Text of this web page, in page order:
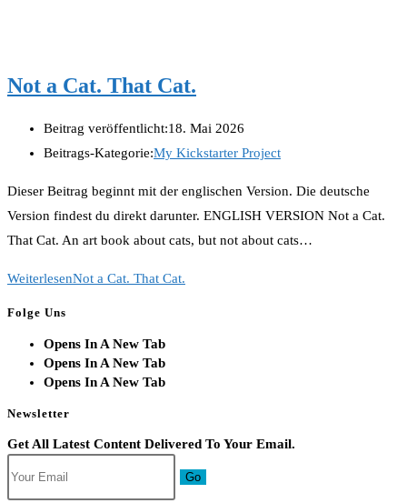
Not a Cat. That Cat.
Beitrag veröffentlicht:18. Mai 2026
Beitrags-Kategorie:My Kickstarter Project
Dieser Beitrag beginnt mit der englischen Version. Die deutsche
Version findest du direkt darunter. ENGLISH VERSION Not a Cat.
That Cat. An art book about cats, but not about cats…
WeiterlesenNot a Cat. That Cat.
Folge Uns
Opens In A New Tab
Opens In A New Tab
Opens In A New Tab
Newsletter
Get All Latest Content Delivered To Your Email.
Go